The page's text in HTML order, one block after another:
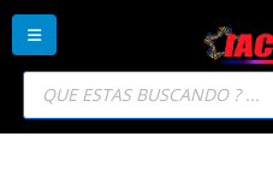
Búsqueda
productos